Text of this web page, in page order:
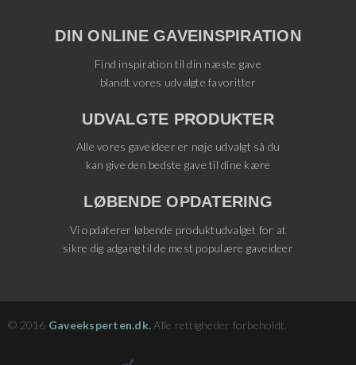
DIN ONLINE GAVEINSPIRATION
Find inspiration til din næste gave
blandt vores udvalgte favoritter
UDVALGTE PRODUKTER
Alle vores gaveideer er nøje udvalgt så du
kan give den bedste gave til dine kære
LØBENDE OPDATERING
Vi opdaterer løbende produktudvalget for at
sikre dig adgang til de mest populære gaveideer
© 2016 Gaveeksperten.dk. Alle rettigheder forbeholdt.